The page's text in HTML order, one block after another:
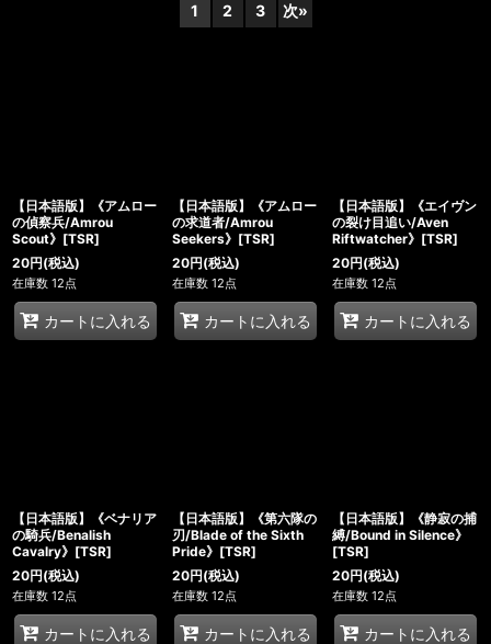
1 2 3 次»
【日本語版】《アムロー
の偵察兵/Amrou
Scout》[TSR]
20円(税込)
在庫数 12点
カートに入れる
【日本語版】《アムロー
の求道者/Amrou
Seekers》[TSR]
20円(税込)
在庫数 12点
カートに入れる
【日本語版】《エイヴン
の裂け目追い/Aven
Riftwatcher》[TSR]
20円(税込)
在庫数 12点
カートに入れる
【日本語版】《ベナリア
の騎兵/Benalish
Cavalry》[TSR]
20円(税込)
在庫数 12点
カートに入れる
【日本語版】《第六隊の
刃/Blade of the Sixth
Pride》[TSR]
20円(税込)
在庫数 12点
カートに入れる
【日本語版】《静寂の捕
縛/Bound in Silence》
[TSR]
20円(税込)
在庫数 12点
カートに入れる